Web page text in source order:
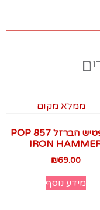
פופ פטיש הברזל 857 POP
IRON
₪69.00
מידע נוסף